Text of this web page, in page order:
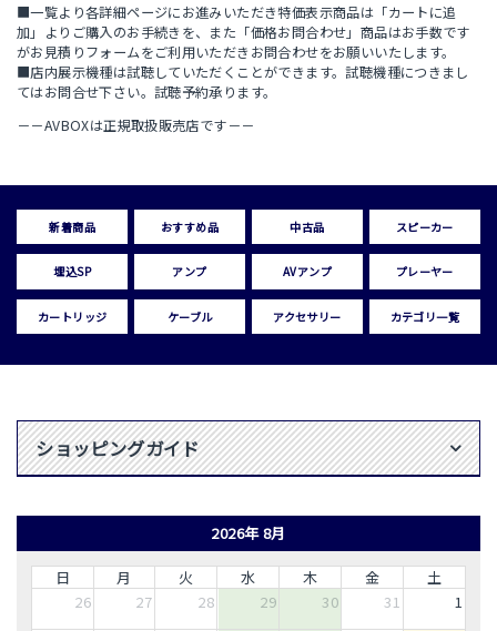
■一覧より各詳細ページにお進みいただき特価表示商品は「カートに追
加」よりご購入のお手続きを、また「価格お問合わせ」商品はお手数です
がお見積りフォームをご利用いただきお問合わせをお願いいたします。
■店内展示機種は試聴していただくことができます。試聴機種につきまし
てはお問合せ下さい。試聴予約承ります。
－－AVBOXは正規取扱販売店です－－
新着商品 おすすめ品 中古品 スピーカー
埋込SP アンプ AVアンプ プレーヤー
カートリッジ ケーブル アクセサリー カテゴリ一覧
ショッピングガイド
2026年 8月
日 月 火 水 木 金
土
26
27 28 29 30 31
1